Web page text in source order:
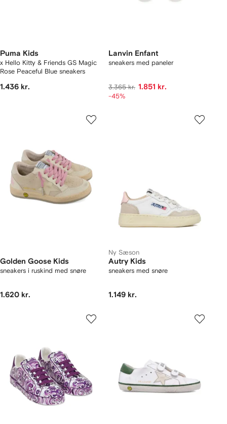
Puma Kids
x Hello Kitty & Friends GS Magic
Rose Peaceful Blue sneakers
1.436 kr.
Lanvin Enfant
sneakers med paneler
3.365 kr. 1.851 kr.
-45%
Golden Goose Kids
sneakers i ruskind med snøre
1.620 kr.
Ny Sæson
Autry Kids
sneakers med snøre
1.149 kr.